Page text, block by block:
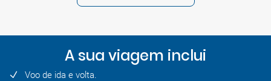
A sua viagem inclui
Voo de ida e volta.